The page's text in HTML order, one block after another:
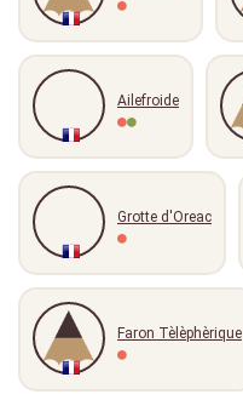
Ailefroide
Grotte d'Oreac
Faron Tèlèphèrique